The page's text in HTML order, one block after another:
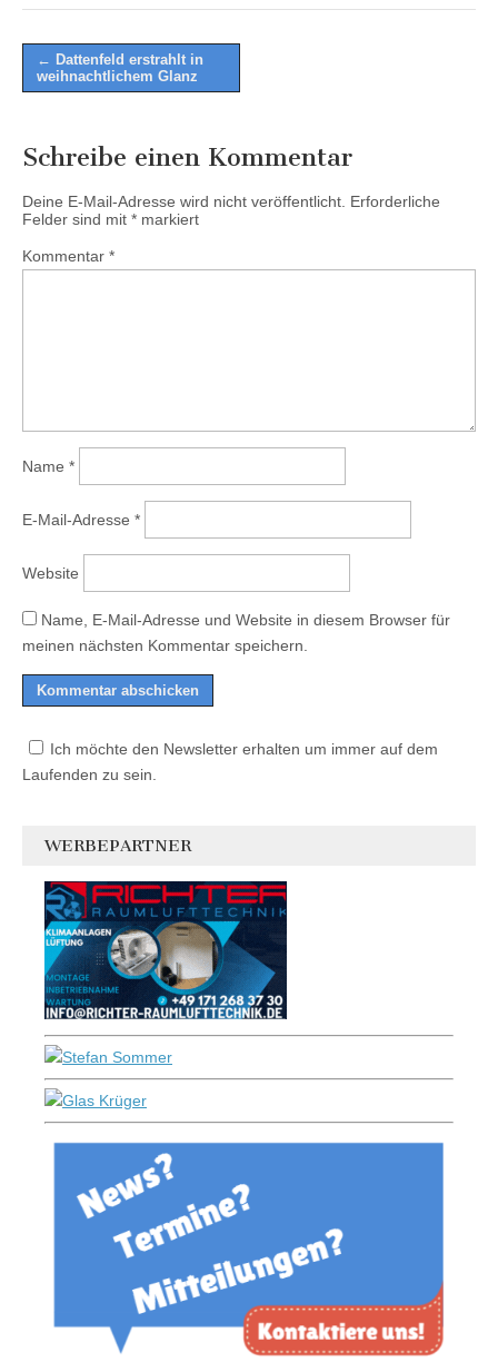
Post
navigation
← Dattenfeld erstrahlt in
weihnachtlichem Glanz
Schreibe einen Kommentar
Deine E-Mail-Adresse wird nicht veröffentlicht. Erforderliche
Felder sind mit * markiert
Kommentar *
Name *
E-Mail-Adresse *
Website
Name, E-Mail-Adresse und Website in diesem Browser für
meinen nächsten Kommentar speichern.
Ich möchte den Newsletter erhalten um immer auf dem
Laufenden zu sein.
WERBEPARTNER